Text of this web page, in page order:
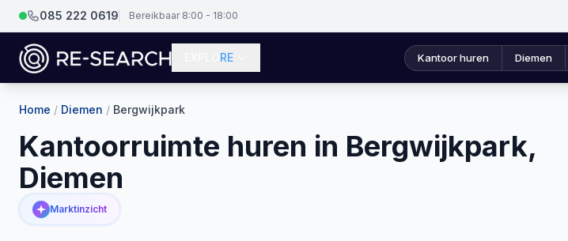
085 222 0619 Bereikbaar 8:00 - 18:00
RE Kantoor huren Diemen
Home / Diemen / Bergwijkpark
Kantoorruimte huren in Bergwijkpark,
Diemen
Marktinzicht